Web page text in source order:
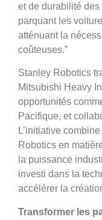
et de durabilité
parquant les
atténuant la
coûteuses.”
Stanley Robotics
Mitsubishi Heavy
opportunités
Pacifique, et
L’initiative
Robotics en
la puissance
investi dans la
accélérer la
Transformer les